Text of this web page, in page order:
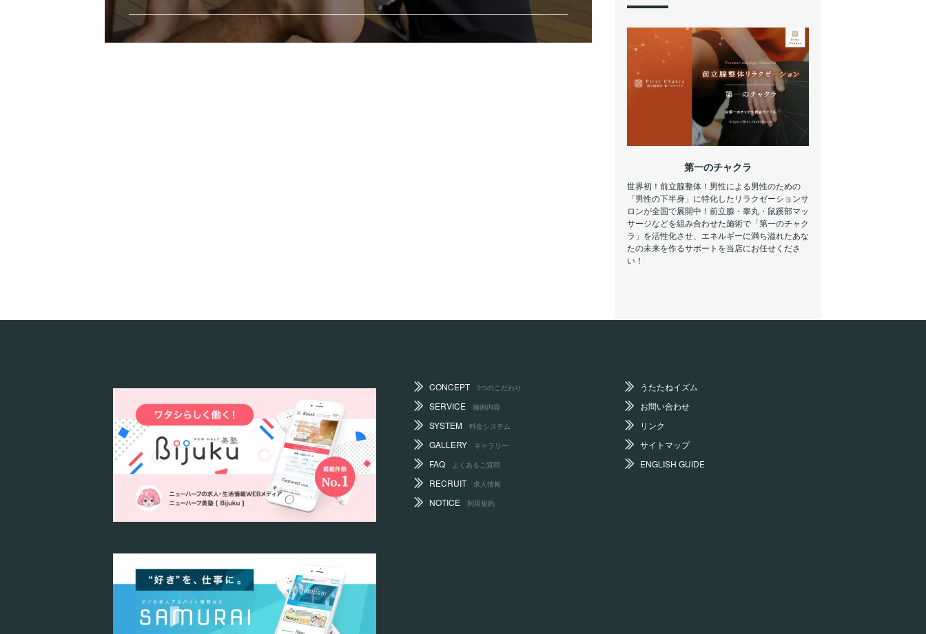
第一のチャクラ
世界初！前立腺整体！男性による男性のための
「男性の下半身」に特化したリラクゼーションサ
ロンが全国で展開中！前立腺・睾丸・鼠蹊部マッ
サージなどを組み合わせた施術で「第一のチャク
ラ」を活性化させ、エネルギーに満ち溢れたあな
たの未来を作るサポートを当店にお任せくださ
い！
CONCEPT 5つのこだわり
SERVICE 施術内容
SYSTEM 料金システム
GALLERY ギャラリー
FAQ よくあるご質問
RECRUIT 求人情報
NOTICE 利用規約
うたたねイズム
お問い合わせ
リンク
サイトマップ
ENGLISH GUIDE